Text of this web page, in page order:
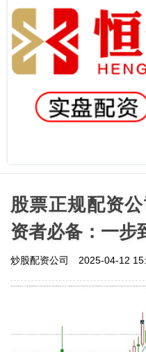
股票正规配资
资者必备：一步
炒股配资公司 2025-04-12